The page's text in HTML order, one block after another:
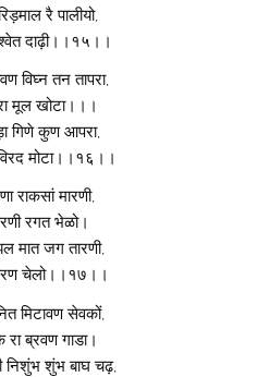
रै पालीयो,
दाढ़ी।।१५।।
विघ्न तन तापरा,
मूल खोटा।।।
गिणे कुण आपरा,
मोटा।।१६।।
राकसां मारणी,
रगत भेळो।
मात जग तारणी,
वरण चेलो।।१७।।
मिटावण सेवकों,
ब्रवण गाडा।
निशुंभ शुंभ बाघ चढ़,